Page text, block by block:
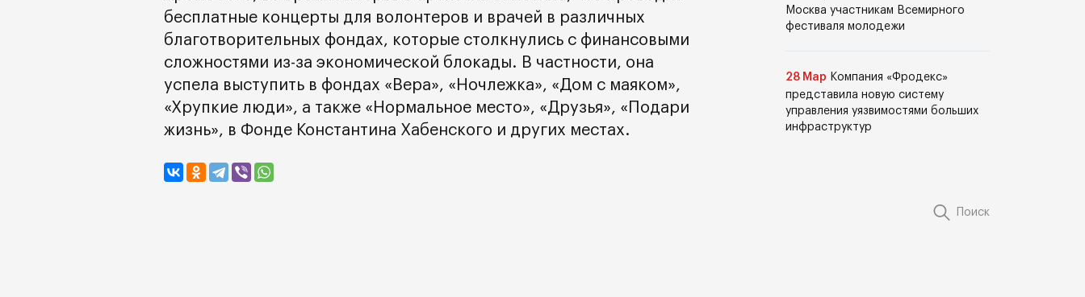
бесплатные концерты для волонтеров и врачей в различных
благотворительных фондах, которые столкнулись с финансовыми
сложностями из-за экономической блокады. В частности, она
успела выступить в фондах «Вера», «Ночлежка», «Дом с маяком»,
«Хрупкие люди», а также «Нормальное место», «Друзья», «Подари
жизнь», в Фонде Константина Хабенского и других местах.
Москва участникам Всемирного
фестиваля молодежи
28 Мар Компания «Фродекс»
представила новую систему
управления уязвимостями больших
инфраструктур
Поиск